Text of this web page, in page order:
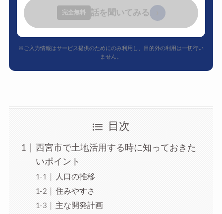
完全無料 話を聞いてみる
※ご入力情報はサービス提供のためにのみ利用し、目的外の利用は一切行い
ません。
目次
西宮市で土地活用する時に知っておきた
いポイント
人口の推移
住みやすさ
主な開発計画